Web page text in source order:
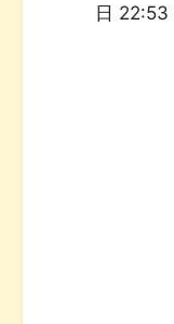
日 22:53